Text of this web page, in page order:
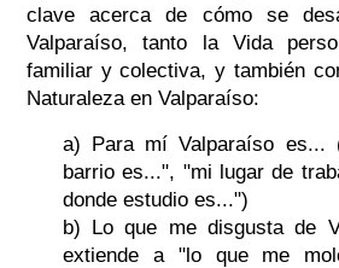
clave acerca de cómo se
Valparaíso, tanto la Vida
familiar y colectiva, y también
Naturaleza en Valparaíso:
a) Para mí Valparaíso es...
barrio es...", "mi lugar de
donde estudio es...")
b) Lo que me disgusta de
extiende a "lo que me